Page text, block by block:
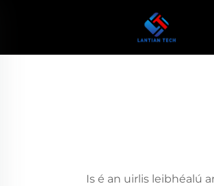
Is é an uirlis leibhéalú